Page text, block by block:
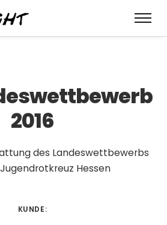
2016
des Landeswettbewerbs
Hessen
KUNDE: